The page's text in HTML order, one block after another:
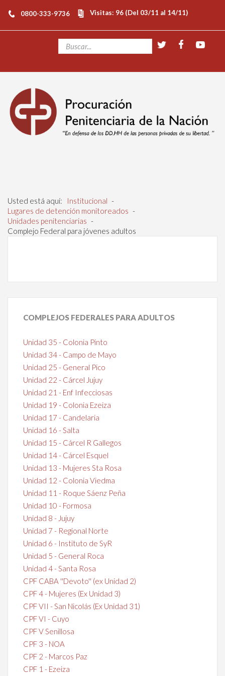
0800-333-9736 Visitas: 96 (Del 03/11 al 14/11)
Usted está aquí: Institucional -
Lugares de detención monitoreados -
Unidades penitenciarias -
Complejo Federal para jóvenes adultos
COMPLEJOS FEDERALES PARA ADULTOS
Unidad 35 - Colonia Pinto
Unidad 34 - Campo de Mayo
Unidad 25 - General Pico
Unidad 22 - Cárcel Jujuy
Unidad 21 - Enf Infecciosas
Unidad 19 - Colonia Ezeiza
Unidad 17 - Candelaria
Unidad 16 - Salta
Unidad 15 - Cárcel R Gallegos
Unidad 14 - Cárcel Esquel
Unidad 13 - Mujeres Sta Rosa
Unidad 12 - Colonia Viedma
Unidad 11 - Roque Sáenz Peña
Unidad 10 - Formosa
Unidad 8 - Jujuy
Unidad 7 - Regional Norte
Unidad 6 - Instituto de SyR
Unidad 5 - General Roca
Unidad 4 - Santa Rosa
CPF CABA ''Devoto'' (ex Unidad 2)
CPF 4 - Mujeres (Ex Unidad 3)
CPF VII - San Nicolás (Ex Unidad 31)
CPF VI - Cuyo
CPF V Senillosa
CPF 3 - NOA
CPF 2 - Marcos Paz
CPF 1 - Ezeiza